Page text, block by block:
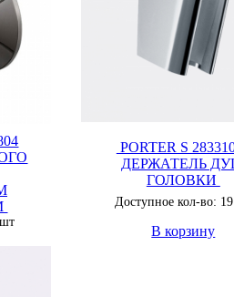
PORTER S
ДЕРЖАТЕЛЬ
ГОЛОВКИ
Доступное кол-во:
В корзину